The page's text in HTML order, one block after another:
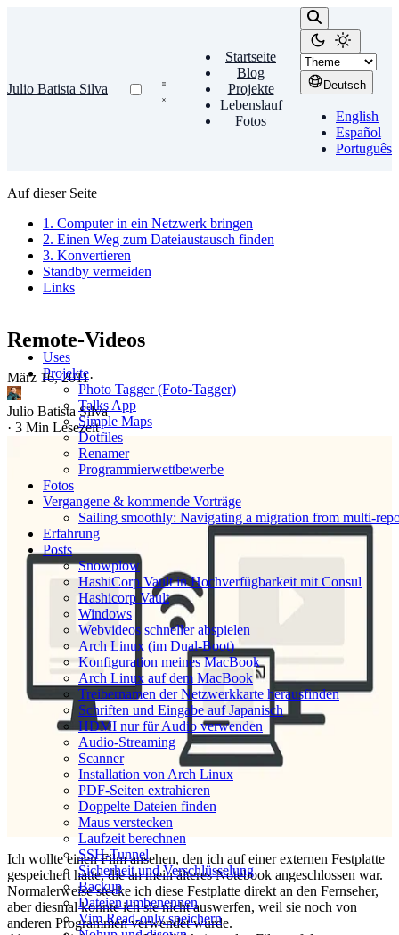
Julio Batista Silva
Startseite
Blog
Projekte
Lebenslauf
Fotos
Deutsch
English
Español
Português
Uses
Projekte
Photo Tagger (Foto-Tagger)
Talks App
Simple Maps
Dotfiles
Renamer
Programmierwettbewerbe
Fotos
Vergangene & kommende Vorträge
Sailing smoothly: Navigating a migration from multi-
Erfahrung
Posts
Snowplow
HashiCorp Vault in Hochverfügbarkeit mit Consul
Hashicorp Vault
Windows
Webvideos schneller abspielen
Arch Linux (im Dual‑Boot)
Konfiguration meines MacBook
Arch Linux auf dem MacBook
Treibernamen der Netzwerkkarte herausfinden
Schriften und Eingabe auf Japanisch
HDMI nur für Audio verwenden
Audio-Streaming
Scanner
Installation von Arch Linux
PDF-Seiten extrahieren
Doppelte Dateien finden
Maus verstecken
Laufzeit berechnen
SSH-Tunnel
Sicherheit und Verschlüsselung
Backup
Dateien umbenennen
Vim Read‑only speichern
Auf dieser Seite
1. Computer in ein Netzwerk bringen
2. Einen Weg zum Dateiaustausch finden
3. Konvertieren
Standby vermeiden
Links
Remote-Videos
März 16, 2011·
Julio Batista Silva
· 3 Min Lesezeit
Ich wollte einen Film ansehen, den ich auf einer externen Festplatte
gespeichert hatte, die an mein älteres Notebook angeschlossen war.
Normalerweise stecke ich diese Festplatte direkt an den Fernseher,
aber diesmal konnte ich sie nicht auswerfen, weil sie noch von
anderen Programmen verwendet wurde.